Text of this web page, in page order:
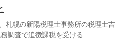
札幌の新陽税理士事務所の税理士吉
調査で追徴課税を受ける ...